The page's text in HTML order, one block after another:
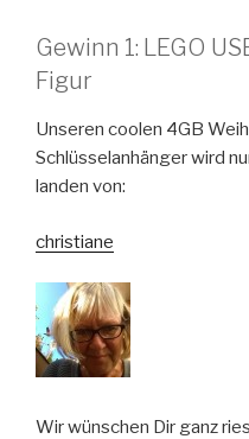
Gewinn 1: LEGO
Figur
Unseren coolen 4GB
Schlüsselanhänger wird
landen von:
christiane
Wir wünschen Dir ganz